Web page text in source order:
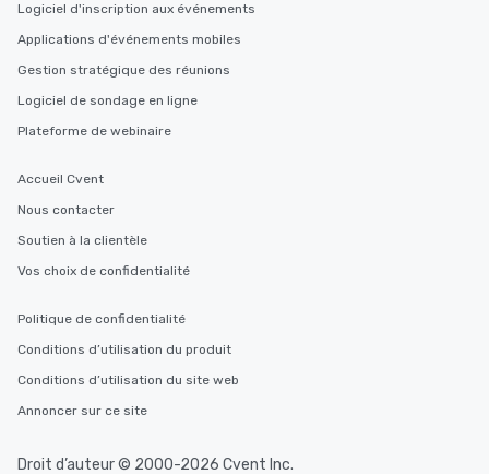
Logiciel d'inscription aux événements
Applications d'événements mobiles
Gestion stratégique des réunions
Logiciel de sondage en ligne
Plateforme de webinaire
Accueil Cvent
Nous contacter
Soutien à la clientèle
Vos choix de confidentialité
Politique de confidentialité
Conditions d’utilisation du produit
Conditions d’utilisation du site web
Annoncer sur ce site
Droit d’auteur © 2000-2026 Cvent Inc.